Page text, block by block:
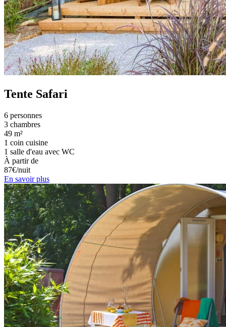
Tente Safari
6 personnes
3 chambres
49 m²
1 coin cuisine
1 salle d'eau avec WC
À partir de
87€/nuit
En savoir plus